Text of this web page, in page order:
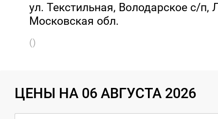
ул. Текстильная, Володарское с/п,
Московская обл.
()
ЦЕНЫ НА 06 АВГУСТА 2026